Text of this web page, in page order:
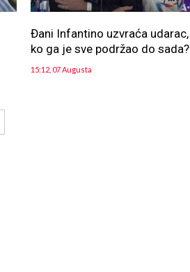
Đani Infantino uzvraća udarac,
ko ga je sve podržao do sada?
15:12, 07 Augusta